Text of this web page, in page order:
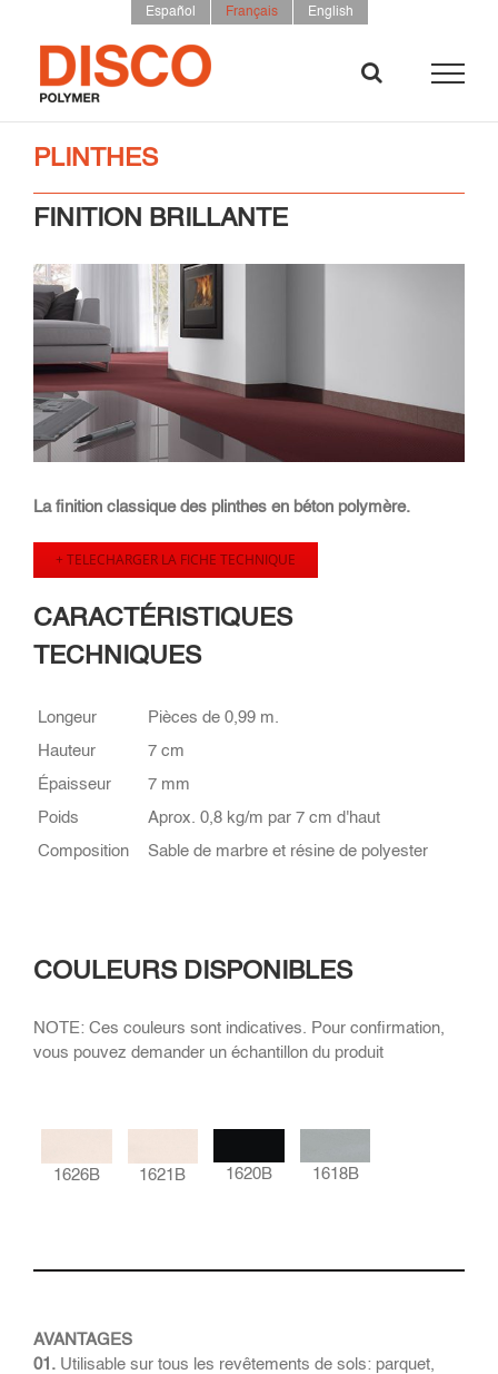
Español Français English
PLINTHES
FINITION BRILLANTE
La finition classique des plinthes en béton polymère.
+ TELECHARGER LA FICHE TECHNIQUE
CARACTÉRISTIQUES
TECHNIQUES
Longeur
Pièces de 0,99 m.
Hauteur
7 cm
Épaisseur
7 mm
Poids
Aprox. 0,8 kg/m par 7 cm d'haut
Composition
Sable de marbre et résine de polyester
COULEURS DISPONIBLES
NOTE: Ces couleurs sont indicatives. Pour confirmation,
vous pouvez demander un échantillon du produit
1626B 1621B 1620B 1618B
AVANTAGES
01. Utilisable sur tous les revêtements de sols: parquet,